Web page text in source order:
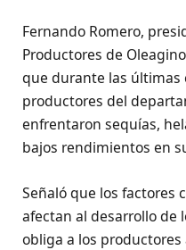
Fernando Romero,
Productores de
que durante las últimas
productores del
enfrentaron sequías,
bajos rendimientos en
Señaló que los factores
afectan al desarrollo de
obliga a los